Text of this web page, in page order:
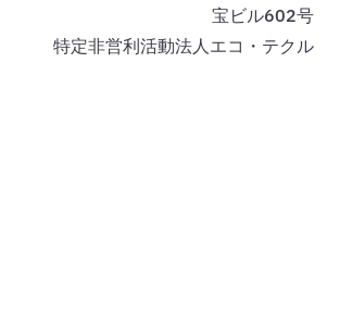
宝ビル602号
特定非営利活動法人エコ・テクル